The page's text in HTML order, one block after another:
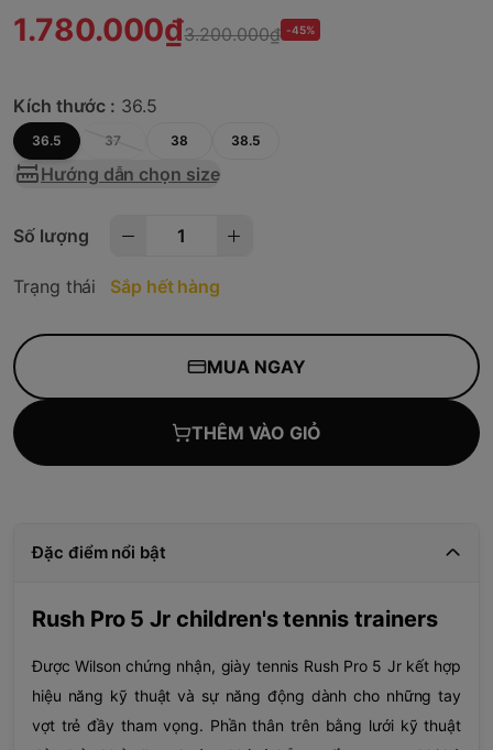
1.780.000₫3.200.000₫ -45%
Kích thước : 36.5
36.5 37 38 38.5
Hướng dẫn chọn size
Số lượng
Trạng thái Sắp hết hàng
MUA NGAY
THÊM VÀO GIỎ
Đặc điểm nổi bật
Rush Pro 5 Jr children's tennis trainers
Được Wilson chứng nhận, giày tennis Rush Pro 5 Jr kết hợp
hiệu năng kỹ thuật và sự năng động dành cho những tay
vợt trẻ đầy tham vọng. Phần thân trên bằng lưới kỹ thuật